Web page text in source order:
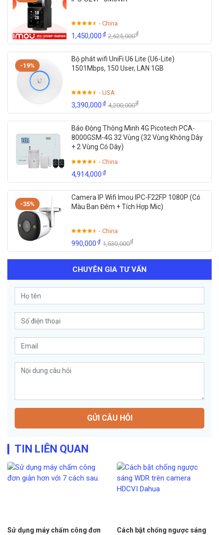
- China
1,450,000₫ 2,625,000₫
-19%
Bộ phát wifi UniFi U6 Lite (U6-Lite)
1501Mbps, 150 User, LAN 1GB
- USA
3,390,000₫ 4,200,000₫
Báo Động Thông Minh 4G Picotech PCA-
8000GSM-4G 32 Vùng (32 Vùng Không Dây
+ 2 Vùng Có Dây)
- China
4,914,000₫
-35%
Camera IP Wifi Imou IPC-F22FP 1080P (Có
Màu Ban Đêm + Tích Hợp Mic)
- China
990,000₫ 1,530,000₫
CHUYÊN GIA TƯ VẤN
GỬI CÂU HỎI
TIN LIÊN QUAN
Sử dụng máy chấm công đơn
Cách bật chống ngược sáng